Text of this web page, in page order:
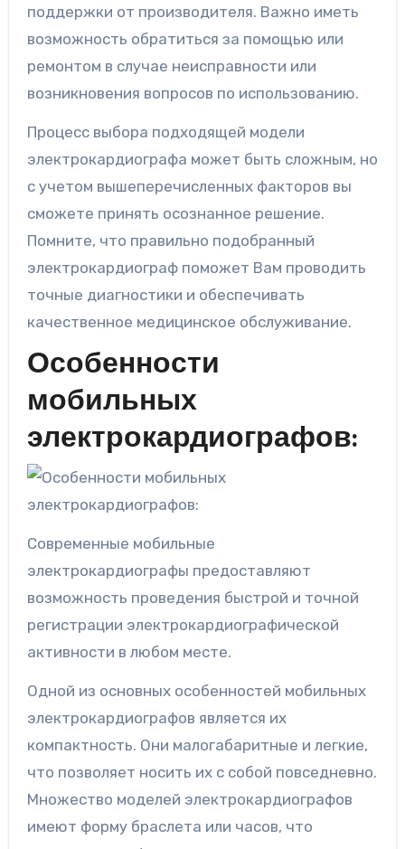
поддержки от производителя. Важно иметь
возможность обратиться за помощью или
ремонтом в случае неисправности или
возникновения вопросов по использованию.
Процесс выбора подходящей модели
электрокардиографа может быть сложным, но
с учетом вышеперечисленных факторов вы
сможете принять осознанное решение.
Помните, что правильно подобранный
электрокардиограф поможет Вам проводить
точные диагностики и обеспечивать
качественное медицинское обслуживание.
Особенности
мобильных
электрокардиографов:
Современные мобильные
электрокардиографы предоставляют
возможность проведения быстрой и точной
регистрации электрокардиографической
активности в любом месте.
Одной из основных особенностей мобильных
электрокардиографов является их
компактность. Они малогабаритные и легкие,
что позволяет носить их с собой повседневно.
Множество моделей электрокардиографов
имеют форму браслета или часов, что